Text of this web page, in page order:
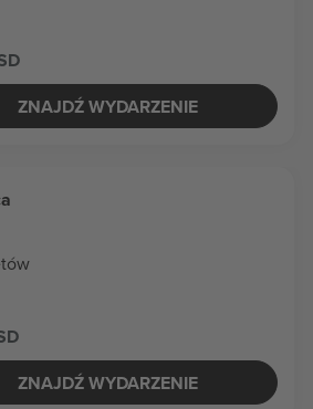
ZNAJDŹ WYDARZENIE
ZNAJDŹ WYDARZENIE